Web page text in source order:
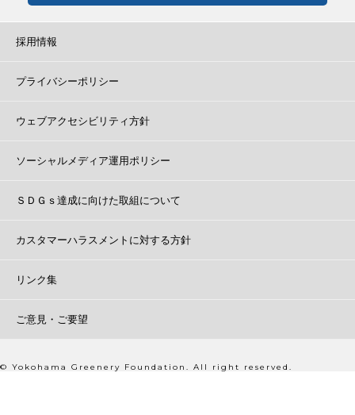
採用情報
プライバシーポリシー
ウェブアクセシビリティ方針
ソーシャルメディア運用ポリシー
ＳＤＧｓ達成に向けた取組について
カスタマーハラスメントに対する方針
リンク集
ご意見・ご要望
© Yokohama Greenery Foundation. All right reserved.